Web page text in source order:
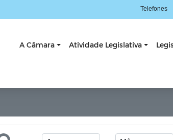
Telefones
A Câmara Atividade Legislativa